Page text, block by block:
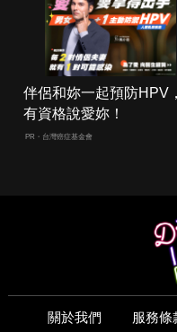
伴侶和妳一起預防HPV
有資格說愛妳！
PR・台灣癌症基金會
關於我們 服務條